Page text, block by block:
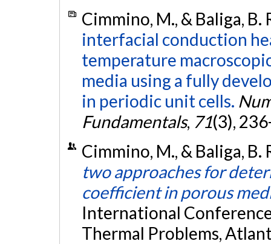
Cimmino, M., & Baliga, B.
interfacial conduction
temperature
media using a fully
in periodic unit cells.
Fundamentals, 71(3),
Cimmino, M., & Baliga,
two approaches for
coefficient in porous
International
Thermal Problems,